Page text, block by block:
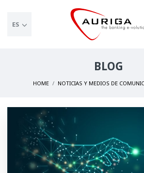
ES
BLOG
HOME NOTICIAS Y MEDIOS DE